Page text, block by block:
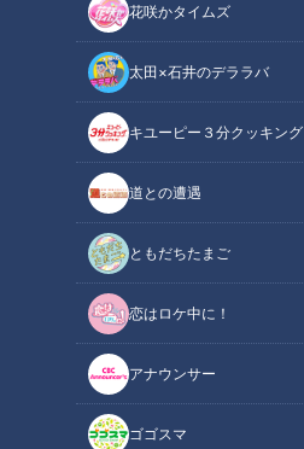
花咲かタイムズ
太田×石井のデララバ
キユーピー３分クッキング
道との遭遇
ともだちたまご
恋はロケ中に！
アナウンサー
ゴゴスマ
この記事の画像